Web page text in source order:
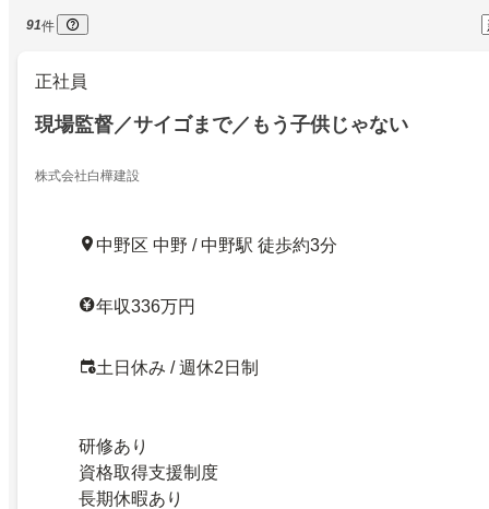
91件
正社員
現場監督／サイゴまで／もう子供じゃない
株式会社白樺建設
中野区 中野 / 中野駅 徒歩約3分
年収336万円
土日休み / 週休2日制
研修あり
資格取得支援制度
長期休暇あり